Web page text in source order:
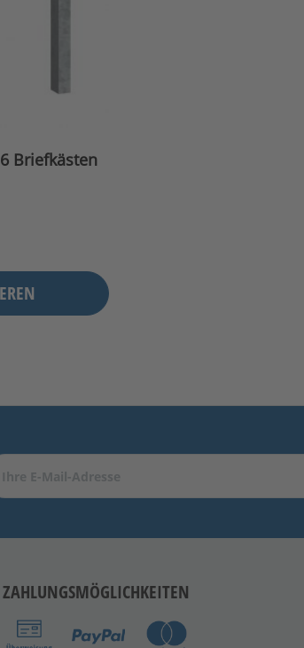
Briefkästen
ZAHLUNGSMÖGLICHKEITEN